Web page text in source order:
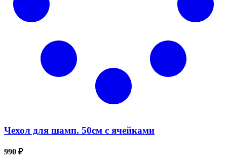
Чехол для шамп. 50см с ячейками
990 ₽